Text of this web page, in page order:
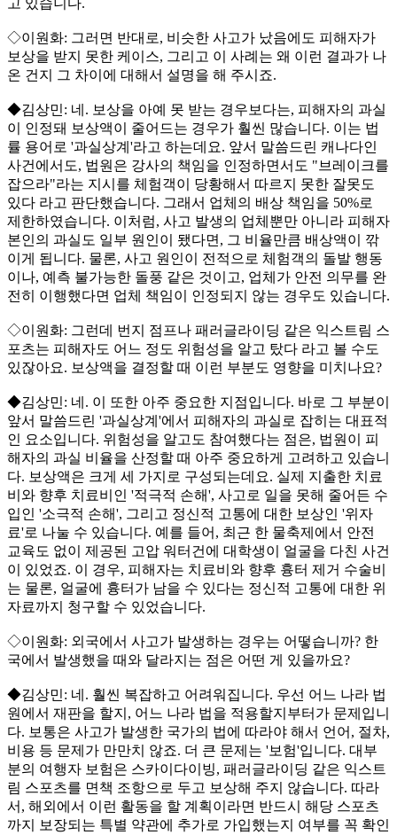
고 있습니다.
◇이원화: 그러면 반대로, 비슷한 사고가 났음에도 피해자가
보상을 받지 못한 케이스, 그리고 이 사례는 왜 이런 결과가 나
온 건지 그 차이에 대해서 설명을 해 주시죠.
◆김상민: 네. 보상을 아예 못 받는 경우보다는, 피해자의 과실
이 인정돼 보상액이 줄어드는 경우가 훨씬 많습니다. 이는 법
률 용어로 '과실상계'라고 하는데요. 앞서 말씀드린 캐나다인
사건에서도, 법원은 강사의 책임을 인정하면서도 "브레이크를
잡으라"라는 지시를 체험객이 당황해서 따르지 못한 잘못도
있다 라고 판단했습니다. 그래서 업체의 배상 책임을 50%로
제한하였습니다. 이처럼, 사고 발생의 업체뿐만 아니라 피해자
본인의 과실도 일부 원인이 됐다면, 그 비율만큼 배상액이 깎
이게 됩니다. 물론, 사고 원인이 전적으로 체험객의 돌발 행동
이나, 예측 불가능한 돌풍 같은 것이고, 업체가 안전 의무를 완
전히 이행했다면 업체 책임이 인정되지 않는 경우도 있습니다.
◇이원화: 그런데 번지 점프나 패러글라이딩 같은 익스트림 스
포츠는 피해자도 어느 정도 위험성을 알고 탔다 라고 볼 수도
있잖아요. 보상액을 결정할 때 이런 부분도 영향을 미치나요?
◆김상민: 네. 이 또한 아주 중요한 지점입니다. 바로 그 부분이
앞서 말씀드린 '과실상계'에서 피해자의 과실로 잡히는 대표적
인 요소입니다. 위험성을 알고도 참여했다는 점은, 법원이 피
해자의 과실 비율을 산정할 때 아주 중요하게 고려하고 있습니
다. 보상액은 크게 세 가지로 구성되는데요. 실제 지출한 치료
비와 향후 치료비인 '적극적 손해', 사고로 일을 못해 줄어든 수
입인 '소극적 손해', 그리고 정신적 고통에 대한 보상인 '위자
료'로 나눌 수 있습니다. 예를 들어, 최근 한 물축제에서 안전
교육도 없이 제공된 고압 워터건에 대학생이 얼굴을 다친 사건
이 있었죠. 이 경우, 피해자는 치료비와 향후 흉터 제거 수술비
는 물론, 얼굴에 흉터가 남을 수 있다는 정신적 고통에 대한 위
자료까지 청구할 수 있었습니다.
◇이원화: 외국에서 사고가 발생하는 경우는 어떻습니까? 한
국에서 발생했을 때와 달라지는 점은 어떤 게 있을까요?
◆김상민: 네. 훨씬 복잡하고 어려워집니다. 우선 어느 나라 법
원에서 재판을 할지, 어느 나라 법을 적용할지부터가 문제입니
다. 보통은 사고가 발생한 국가의 법에 따라야 해서 언어, 절차,
비용 등 문제가 만만치 않죠. 더 큰 문제는 '보험'입니다. 대부
분의 여행자 보험은 스카이다이빙, 패러글라이딩 같은 익스트
림 스포츠를 면책 조항으로 두고 보상해 주지 않습니다. 따라
서, 해외에서 이런 활동을 할 계획이라면 반드시 해당 스포츠
까지 보장되는 특별 약관에 추가로 가입했는지 여부를 꼭 확인